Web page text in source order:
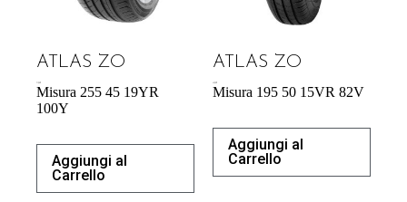
ATLAS ZO
Misura 255 45 19YR
100Y
Aggiungi al
Carrello
ATLAS ZO
Misura 195 50 15VR 82V
Aggiungi al
Carrello